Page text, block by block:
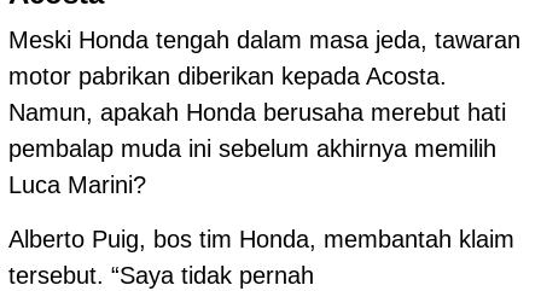
Meski Honda tengah dalam masa jeda, tawaran
motor pabrikan diberikan kepada Acosta.
Namun, apakah Honda berusaha merebut hati
pembalap muda ini sebelum akhirnya memilih
Luca Marini?
Alberto Puig, bos tim Honda, membantah klaim
tersebut. “Saya tidak pernah